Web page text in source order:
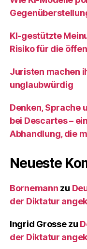
KI‑gestützte
Risiko für die
Juristen machen
unglaubwürdig
Denken, Sprache
bei Descartes –
Abhandlung, die
Neueste
Bornemann zu
der Diktatur
Ingrid Grossezu
der Diktatur